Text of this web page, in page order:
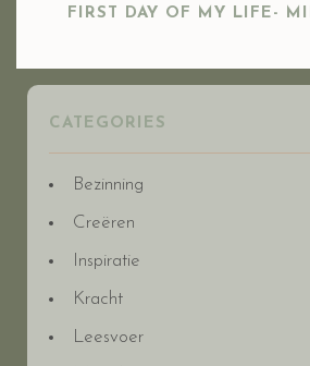
FIRST DAY OF MY LIFE-
CATEGORIES
Bezinning
Creëren
Inspiratie
Kracht
Leesvoer